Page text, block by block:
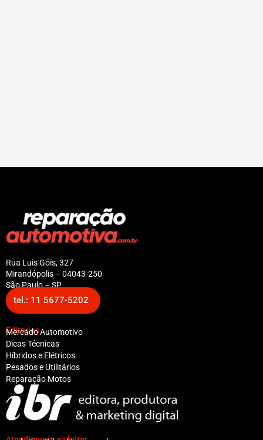
Rua Luis Góis, 327
Mirandópolis – 04043-250
São Paulo – SP
tel.: 11 5677-5202
Editorias
Mercado Automotivo
Dicas Técnicas
Híbridos e Elétricos
Pesados e Utilitários
Reparação Motos